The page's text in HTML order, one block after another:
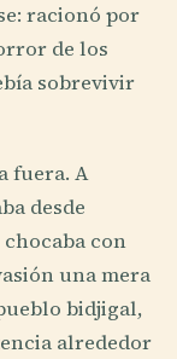
racionó por
de los
sobrevivir
fuera. A
desde
con
una mera
bidjigal,
alrededor